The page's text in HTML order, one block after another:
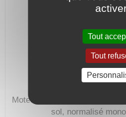
Moteur electrique
sol, normalisé
Tout
Tout